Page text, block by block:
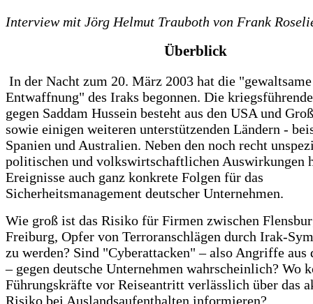
Interview mit Jörg Helmut Trauboth von Frank
Überblick
In der Nacht zum 20. März 2003 hat die "gewaltsame
Entwaffnung" des Iraks begonnen. Die
gegen Saddam Hussein besteht aus den USA und
sowie einigen weiteren unterstützenden Ländern -
Spanien und Australien. Neben den noch recht
politischen und volkswirtschaftlichen Auswirkungen
Ereignisse auch ganz konkrete Folgen für das
Sicherheitsmanagement deutscher Unternehmen.
Wie groß ist das Risiko für Firmen zwischen
Freiburg, Opfer von Terroranschlägen durch Irak-
zu werden? Sind "Cyberattacken" – also Angriffe aus
– gegen deutsche Unternehmen wahrscheinlich? Wo
Führungskräfte vor Reiseantritt verlässlich über das
Risiko bei Auslandsaufenthalten informieren?